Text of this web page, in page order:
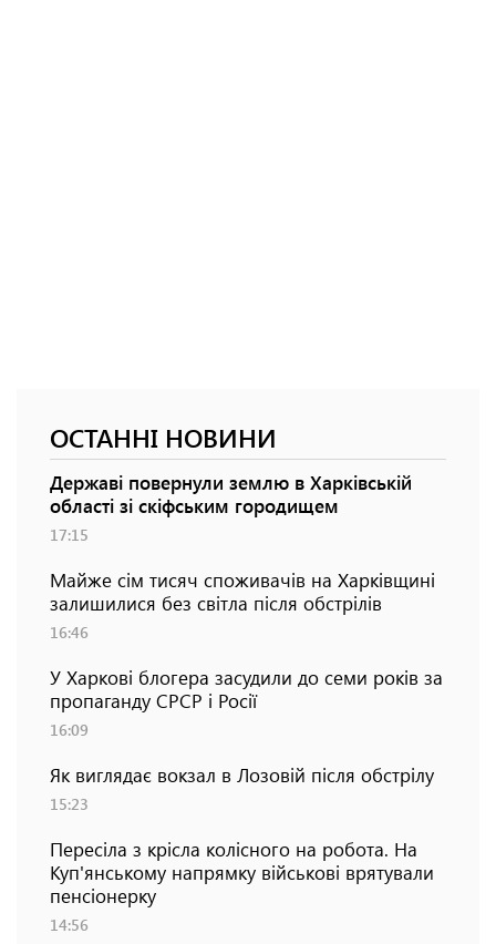
ОСТАННІ НОВИНИ
Державі повернули землю в Харківській
області зі скіфським городищем
17:15
Майже сім тисяч споживачів на Харківщині
залишилися без світла після обстрілів
16:46
У Харкові блогера засудили до семи років за
пропаганду СРСР і Росії
16:09
Як виглядає вокзал в Лозовій після обстрілу
15:23
Пересіла з крісла колісного на робота. На
Куп'янському напрямку військові врятували
пенсіонерку
14:56